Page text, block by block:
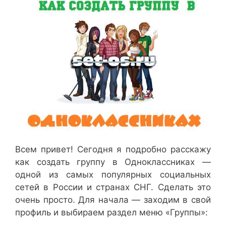
Всем привет! Сегодня я подробно расскажу
как создать группу в Одноклассниках —
одной из самых популярных социальных
сетей в России и странах СНГ. Сделать это
очень просто. Для начала — заходим в свой
профиль и выбираем раздел меню «Группы»: